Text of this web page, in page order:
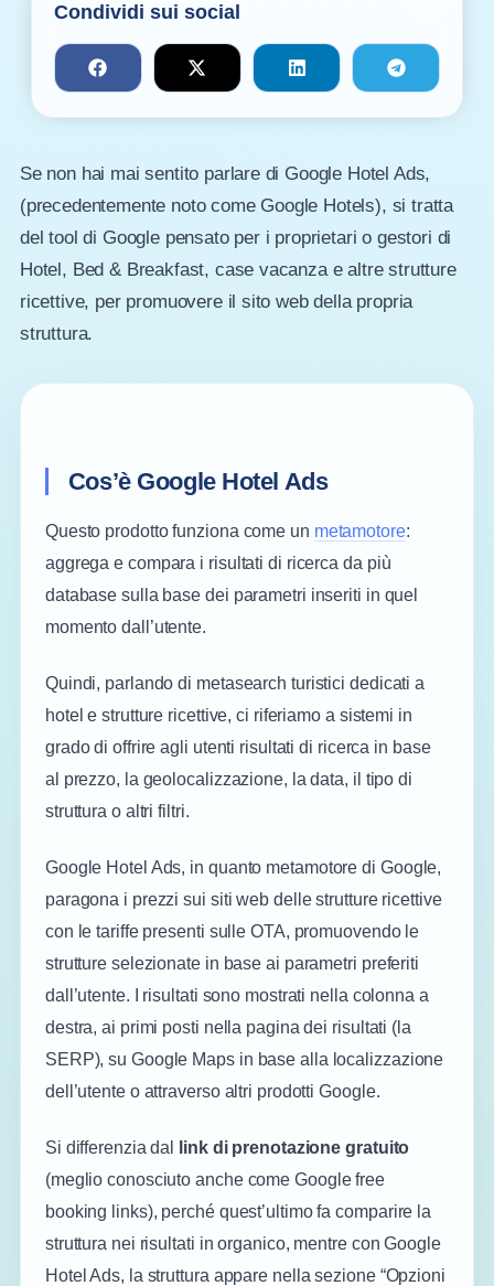
Condividi sui social
Se non hai mai sentito parlare di Google Hotel Ads,
(precedentemente noto come Google Hotels), si tratta
del tool di Google pensato per i proprietari o gestori di
Hotel, Bed & Breakfast, case vacanza e altre strutture
ricettive, per promuovere il sito web della propria
struttura.
Cos’è Google Hotel Ads
Questo prodotto funziona come un metamotore:
aggrega e compara i risultati di ricerca da più
database sulla base dei parametri inseriti in quel
momento dall’utente.
Quindi, parlando di metasearch turistici dedicati a
hotel e strutture ricettive, ci riferiamo a sistemi in
grado di offrire agli utenti risultati di ricerca in base
al prezzo, la geolocalizzazione, la data, il tipo di
struttura o altri filtri.
Google Hotel Ads, in quanto metamotore di Google,
paragona i prezzi sui siti web delle strutture ricettive
con le tariffe presenti sulle OTA, promuovendo le
strutture selezionate in base ai parametri preferiti
dall’utente. I risultati sono mostrati nella colonna a
destra, ai primi posti nella pagina dei risultati (la
SERP), su Google Maps in base alla localizzazione
dell’utente o attraverso altri prodotti Google.
Si differenzia dal
link di prenotazione gratuito
(meglio conosciuto anche come Google free
booking links), perché quest’ultimo fa comparire la
struttura nei risultati in organico, mentre con Google
Hotel Ads, la struttura appare nella sezione “Opzioni